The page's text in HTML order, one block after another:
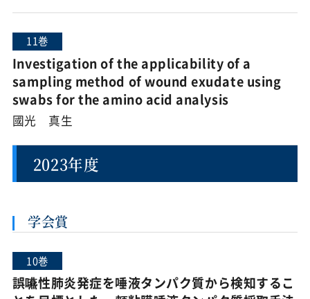
11巻
Investigation of the applicability of a
sampling method of wound exudate using
swabs for the amino acid analysis
國光 真生
2023年度
学会賞
10巻
誤嚥性肺炎発症を唾液タンパク質から検知するこ